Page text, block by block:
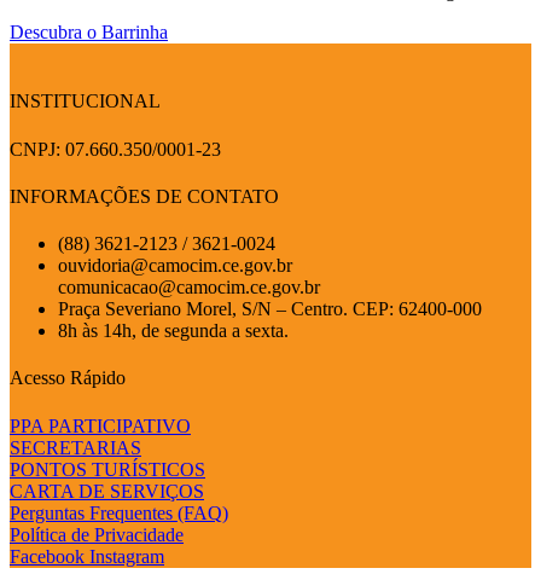
Descubra o Barrinha
INSTITUCIONAL
CNPJ: 07.660.350/0001-23
INFORMAÇÕES DE CONTATO
(88) 3621-2123 / 3621-0024
ouvidoria@camocim.ce.gov.br
comunicacao@camocim.ce.gov.br
Praça Severiano Morel, S/N – Centro. CEP: 62400-000
8h às 14h, de segunda a sexta.
Acesso Rápido
PPA PARTICIPATIVO
SECRETARIAS
PONTOS TURÍSTICOS
CARTA DE SERVIÇOS
Perguntas Frequentes (FAQ)
Política de Privacidade
Facebook Instagram